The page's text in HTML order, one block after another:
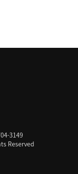
3149
Reserved